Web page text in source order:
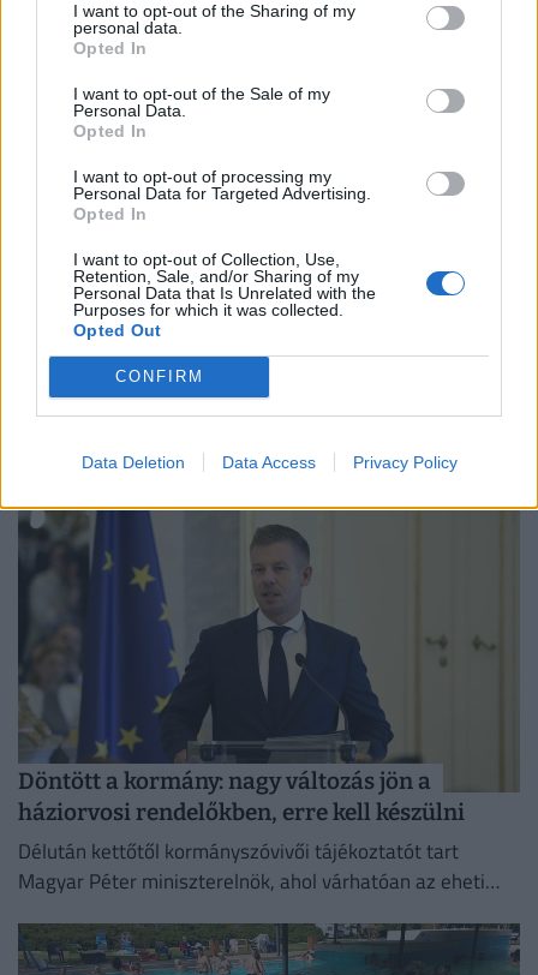
I want to opt-out of the Sharing of my
personal data.
Opted In
I want to opt-out of the Sale of my
Personal Data.
Opted In
I want to opt-out of processing my
Personal Data for Targeted Advertising.
Opted In
I want to opt-out of Collection, Use,
Retention, Sale, and/or Sharing of my
Personal Data that Is Unrelated with the
Purposes for which it was collected.
Opted Out
CONFIRM
Data Deletion Data Access Privacy Policy
A fiatalabb utazók körében rohamosan terjed a
mesterséges intelligencián alapuló utazástervezés.
Közeleg a döntés napja: holnap elárulják a
három államfőjelölt nevét
zajlik az államfő kiválasztásáról, hanem ajánlásokat
Döntött a kormány: nagy változás jön a
háziorvosi rendelőkben, erre kell készülni
Délután kettőtől kormányszóvivői tájékoztatót tart
Magyar Péter miniszterelnök, ahol várhatóan az eheti
kerül a fókuszba.